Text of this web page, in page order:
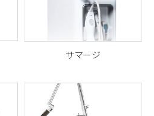
高周波（RF)エネルギーを利用
して肌の奥深くまで刺激し、
サマージ